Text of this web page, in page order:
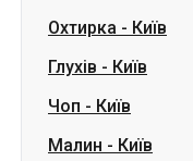
Охтирка - Київ
Глухів - Київ
Чоп - Київ
Малин - Київ